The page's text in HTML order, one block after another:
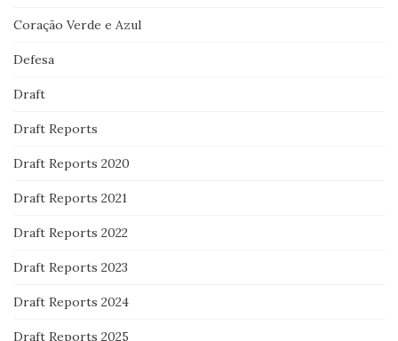
Coração Verde e Azul
Defesa
Draft
Draft Reports
Draft Reports 2020
Draft Reports 2021
Draft Reports 2022
Draft Reports 2023
Draft Reports 2024
Draft Reports 2025